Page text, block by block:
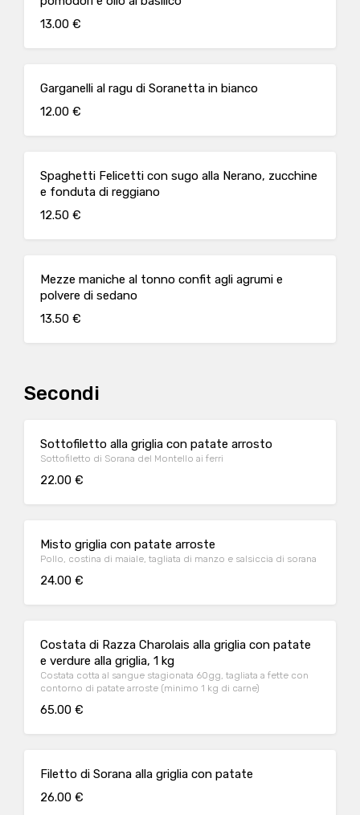
13.00 €
Garganelli al ragu di Soranetta in bianco
12.00 €
Spaghetti Felicetti con sugo alla Nerano, zucchine
e fonduta di reggiano
12.50 €
Mezze maniche al tonno confit agli agrumi e
polvere di sedano
13.50 €
Secondi
Sottofiletto alla griglia con patate arrosto
Sottofiletto di Sorana del Montello ai ferri
22.00 €
Misto griglia con patate arroste
Pollo, costina di maiale, tagliata di manzo e salsiccia di sorana
24.00 €
Costata di Razza Charolais alla griglia con patate
e verdure alla griglia, 1 kg
Costata cotta al sangue stagionata 60gg, tagliata a fette con
contorno di patate arroste (minimo 1 kg di carne)
65.00 €
Filetto di Sorana alla griglia con patate
26.00 €